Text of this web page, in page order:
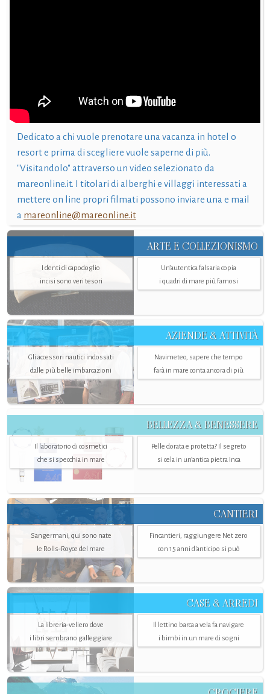
Dedicato a chi vuole prenotare una vacanza in hotel o
resort e prima di scegliere vuole saperne di più.
"Visitandolo" attraverso un video selezionato da
mareonline.it. I titolari di alberghi e villaggi interessati a
mettere on line propri filmati possono inviare una e mail
a mareonline@mareonline.it
ARTE E COLLEZIONISMO
I denti di capodoglio
incisi sono veri tesori
Un’autentica falsaria copia
i quadri di mare più famosi
AZIENDE & ATTIVITÀ
Gli accessori nautici indossati
dalle più belle imbarcazioni
Navimeteo, sapere che tempo
farà in mare conta ancora di più
BELLEZZA & BENESSERE
Il laboratorio di cosmetici
che si specchia in mare
Pelle dorata e protetta? Il segreto
si cela in un’antica pietra Inca
CANTIERI
Sangermani, qui sono nate
le Rolls-Royce del mare
Fincantieri, raggiungere Net zero
con 15 anni d'anticipo si può
CASE & ARREDI
La libreria-veliero dove
i libri sembrano galleggiare
Il lettino barca a vela fa navigare
i bimbi in un mare di sogni